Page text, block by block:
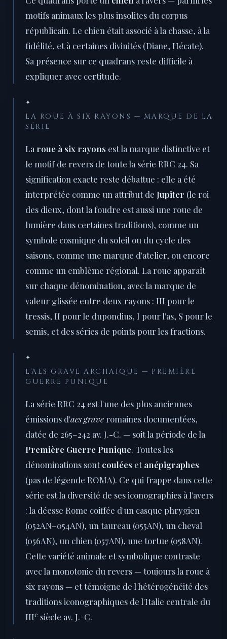
motifs animaux les plus insolites du corpus
républicain. Le chien était associé à la chasse, à la
fidélité, et à certaines divinités (Diane, Hécate).
Sa présence sur ce quadrans reste difficile à
expliquer avec certitude.
✦
LA ROUE À SIX RAYONS — MARQUE DE LA
SÉRIE
La roue à six rayons est la marque distinctive et
le motif de revers de toute la série RRC 24. Sa
signification exacte reste débattue : elle a été
interprétée comme un attribut de Jupiter (le roi
des dieux, dont la foudre est aussi une roue de
lumière dans certaines traditions), comme un
symbole cosmique du soleil ou du cycle des
saisons, comme une marque d'atelier, ou encore
comme un emblème régional. La roue apparaît
sur chaque dénomination, avec la marque de
valeur glissée entre deux rayons : III pour le
tressis, II pour le dupondius, I pour l'as, S pour le
semis, et des séries de points pour les fractions.
✦
L'AES GRAVE ARCHAÏQUE — PREMIÈRE
GUERRE PUNIQUE
La série RRC 24 est l'une des plus anciennes
émissions d'aes grave romaines documentées,
datée de 265–242 av. J.-C. — soit la période de la
Première Guerre Punique. Toutes les
dénominations sontcoulées etanépigraphes
(pas de légende ROMA). Ce qui frappe dans cette
série est la diversité de ses iconographies à l'avers
: la déesse Rome coiffée d'un casque phrygien
(052AN–054AN), un taureau (055AN), un cheval
(056AN), un chien (057AN), une tortue (058AN).
Cette variété animale et symbolique contraste
avec la monotonie du revers — toujours la roue à
six rayons — et témoigne de l'hétérogénéité des
traditions iconographiques de l'Italie centrale du
IIIe siècle av. J.-C.